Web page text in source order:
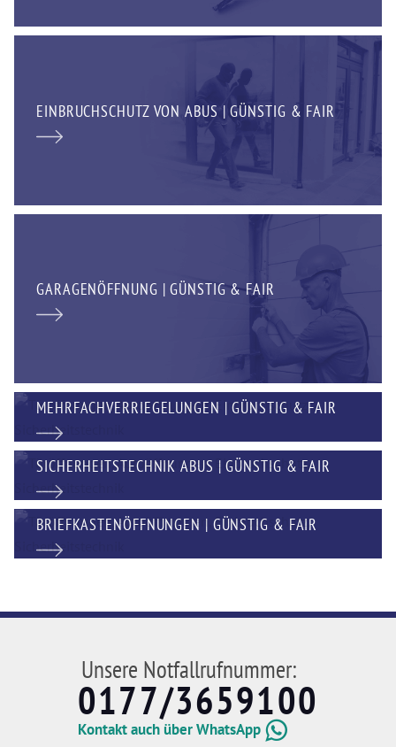
EINBRUCHSCHUTZ VON ABUS | GÜNSTIG & FAIR
GARAGENÖFFNUNG | GÜNSTIG & FAIR
MEHRFACHVERRIEGELUNGEN | GÜNSTIG & FAIR
SICHERHEITSTECHNIK ABUS | GÜNSTIG & FAIR
BRIEFKASTENÖFFNUNGEN | GÜNSTIG & FAIR
Unsere Notfallrufnummer:
0177/3659100
Kontakt auch über WhatsApp